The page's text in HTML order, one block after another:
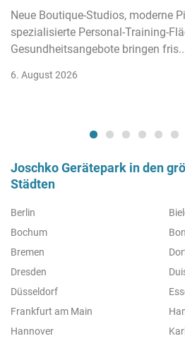
Neue Boutique-Studios, moderne
spezialisierte Personal-Training-
Gesundheitsangebote bringen
6. August 2026
Joschko Gerätepark in den
Städten
Berlin
Bochum
Bremen
Dresden
Düsseldorf
Frankfurt am Main
Hannover